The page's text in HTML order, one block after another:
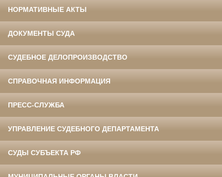
НОРМАТИВНЫЕ АКТЫ
ДОКУМЕНТЫ СУДА
СУДЕБНОЕ ДЕЛОПРОИЗВОДСТВО
СПРАВОЧНАЯ ИНФОРМАЦИЯ
ПРЕСС-СЛУЖБА
УПРАВЛЕНИЕ СУДЕБНОГО ДЕПАРТАМЕНТА
СУДЫ СУБЪЕКТА РФ